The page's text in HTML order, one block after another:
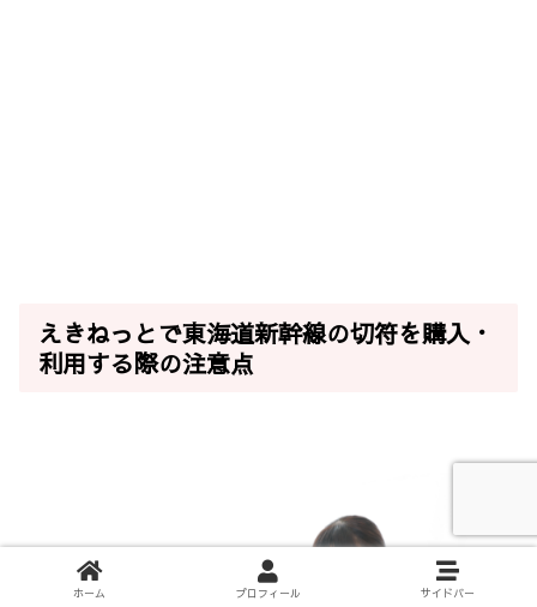
えきねっとで東海道新幹線の切符を購入・
利用する際の注意点
ホーム プロフィール サイドバー